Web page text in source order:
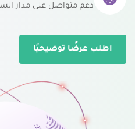
دعم متواصل على مدار
اطلب عرضًا توضيحيًا